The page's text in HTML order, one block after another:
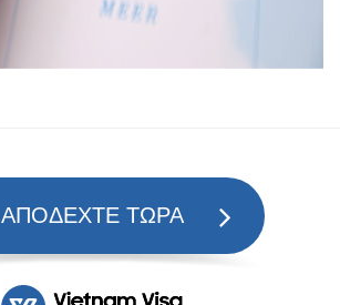
ΑΠΟΔΕΧΤΕ ΤΩΡΑ